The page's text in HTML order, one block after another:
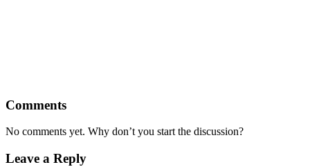
Comments
No comments yet. Why don’t you start the discussion?
Leave a Reply